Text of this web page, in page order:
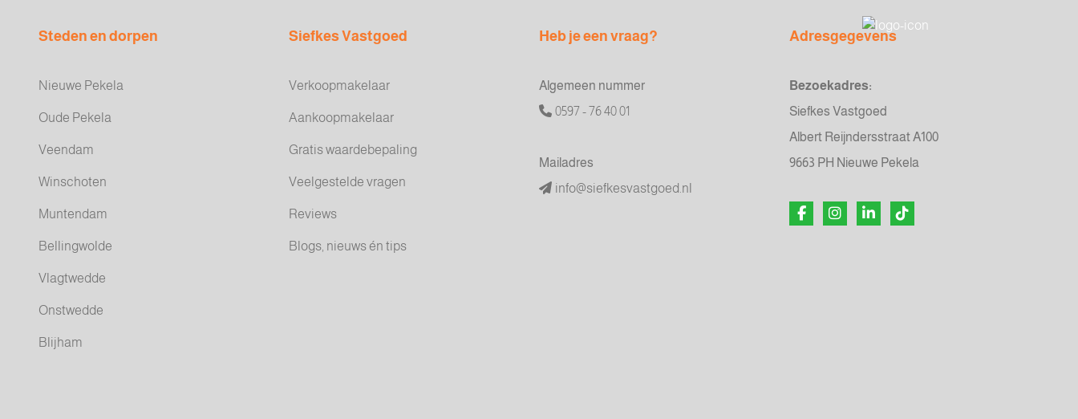
Steden en dorpen
Nieuwe Pekela
Oude Pekela
Veendam
Winschoten
Muntendam
Bellingwolde
Vlagtwedde
Onstwedde
Blijham
Siefkes Vastgoed
Verkoopmakelaar
Aankoopmakelaar
Gratis waardebepaling
Veelgestelde vragen
Reviews
Blogs, nieuws én tips
Heb je een vraag?
Algemeen nummer
0597 - 76 40 01
Mailadres
info@siefkesvastgoed.nl
Adresgegevens
Bezoekadres:
Siefkes Vastgoed
Albert Reijndersstraat A100
9663 PH Nieuwe Pekela